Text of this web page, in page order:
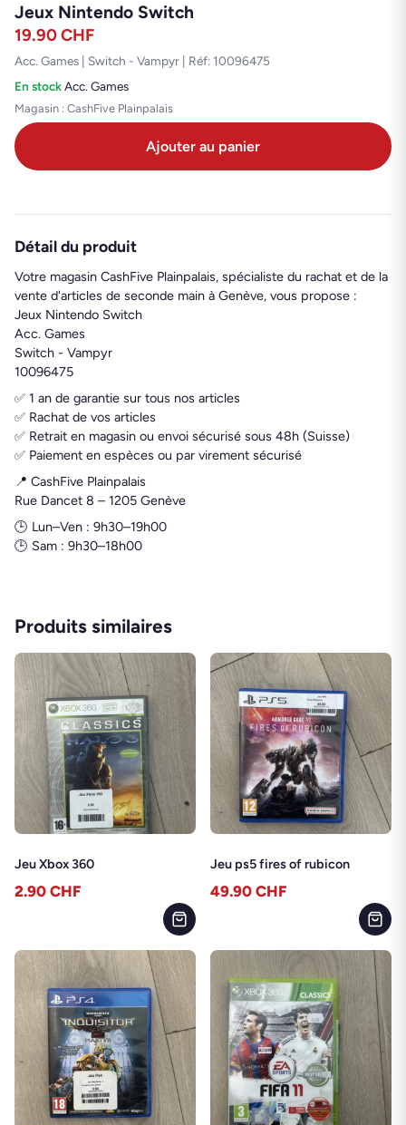
Jeux Nintendo Switch
19.90CHF
Acc. Games | Switch - Vampyr | Réf: 10096475
En stock·Acc. Games
Magasin : CashFive Plainpalais
Ajouter au panier
Détail du produit
Votre magasin CashFive Plainpalais, spécialiste du rachat et de la
vente d'articles de seconde main à Genève, vous propose :
Jeux Nintendo Switch
Acc. Games
Switch - Vampyr
10096475
✅ 1 an de garantie sur tous nos articles
✅ Rachat de vos articles
✅ Retrait en magasin ou envoi sécurisé sous 48h (Suisse)
✅ Paiement en espèces ou par virement sécurisé
📍 CashFive Plainpalais
Rue Dancet 8 – 1205 Genève
🕒 Lun–Ven : 9h30–19h00
🕒 Sam : 9h30–18h00
Produits similaires
Jeu Xbox 360
2.90 CHF
Jeu ps5 fires of rubicon
49.90 CHF